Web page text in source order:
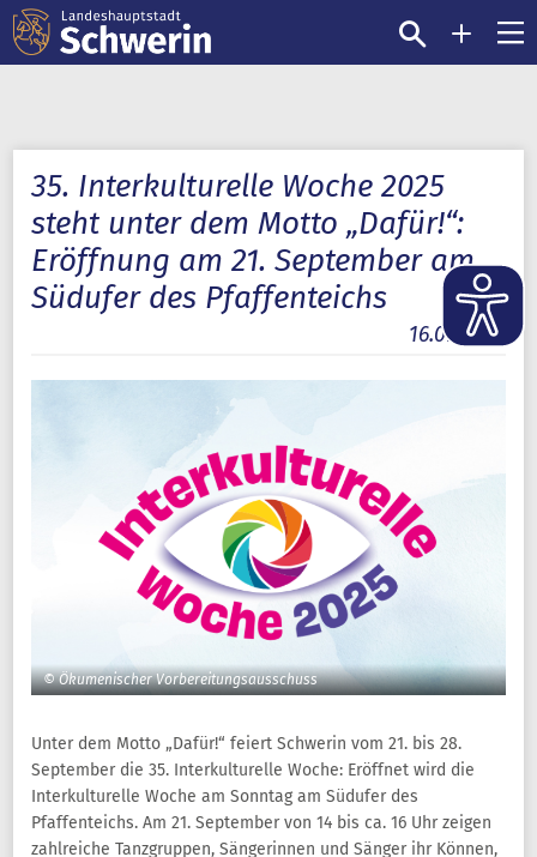
35. Interkulturelle Woche 2025
steht unter dem Motto „Dafür!“:
Eröffnung am 21. September am
Südufer des Pfaffenteichs
16.09.2025
© Ökumenischer Vorbereitungsausschuss
Unter dem Motto „Dafür!“ feiert Schwerin vom 21. bis 28.
September die 35. Interkulturelle Woche: Eröffnet wird die
Interkulturelle Woche am Sonntag am Südufer des
Pfaffenteichs. Am 21. September von 14 bis ca. 16 Uhr zeigen
zahlreiche Tanzgruppen, Sängerinnen und Sänger ihr Können,